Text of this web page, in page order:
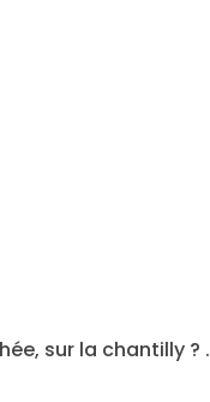
sur la chantilly ? .